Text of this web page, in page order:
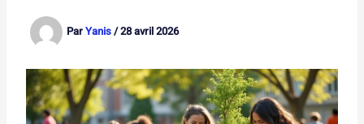
ParYanis/28 avril 2026